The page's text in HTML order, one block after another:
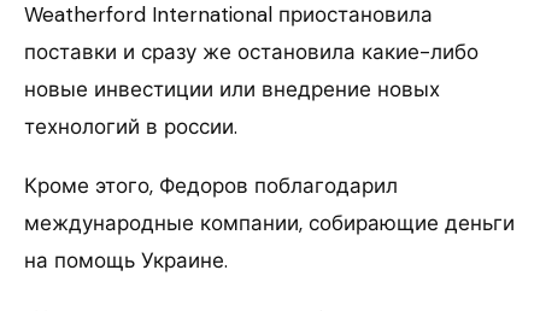
Weatherford International приостановила
поставки и сразу же остановила какие-либо
новые инвестиции или внедрение новых
технологий в россии.
Кроме этого, Федоров поблагодарил
международные компании, собирающие деньги
на помощь Украине.